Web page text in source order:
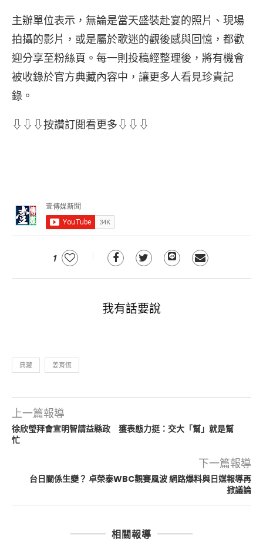
主辦單位表示，無論是當天盛裝赴宴的照片、現場
拍攝的影片，或是屬於歌迷的觀後感與回憶，都歡
迎分享至粉絲頁。每一則投稿經整理後，將有機會
被收錄於官方典藏內容中，讓更多人看見珍貴記
錄。
⇩⇩⇩按讚訂閱看更多⇩⇩⇩
1
我有話要說
典藏 姜育恆
上一篇報導
徐欣瑩拜會宣明智請益縣政 獲表態力挺：交大「幫」就是幫
忙
下一篇報導
台日關係生變？ 卓榮泰WBC觀賽風波 網路爆料與日媒報導再
掀議論
相關報導